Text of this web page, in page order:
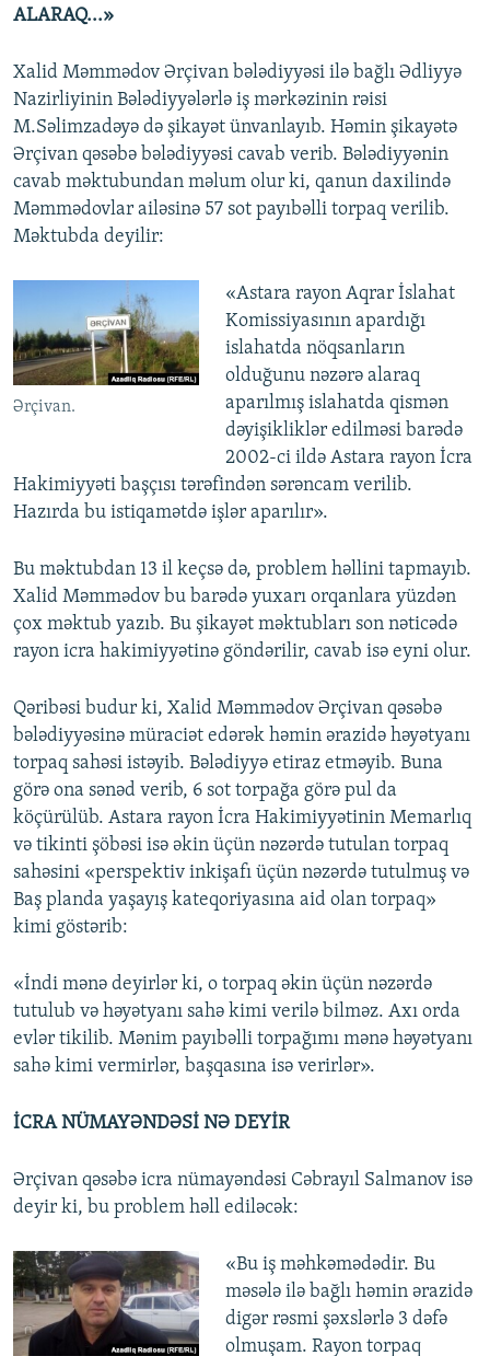
ALARAQ...»
Xalid Məmmədov Ərçivan bələdiyyəsi ilə bağlı Ədliyyə
Nazirliyinin Bələdiyyələrlə iş mərkəzinin rəisi
M.Səlimzadəyə də şikayət ünvanlayıb. Həmin şikayətə
Ərçivan qəsəbə bələdiyyəsi cavab verib. Bələdiyyənin
cavab məktubundan məlum olur ki, qanun daxilində
Məmmədovlar ailəsinə 57 sot payıbəlli torpaq verilib.
Məktubda deyilir:
Ərçivan.
«Astara rayon Aqrar İslahat
Komissiyasının apardığı
islahatda nöqsanların
olduğunu nəzərə alaraq
aparılmış islahatda qismən
dəyişikliklər edilməsi barədə
2002-ci ildə Astara rayon İcra
Hakimiyyəti başçısı tərəfindən sərəncam verilib.
Hazırda bu istiqamətdə işlər aparılır».
Bu məktubdan 13 il keçsə də, problem həllini tapmayıb.
Xalid Məmmədov bu barədə yuxarı orqanlara yüzdən
çox məktub yazıb. Bu şikayət məktubları son nəticədə
rayon icra hakimiyyətinə göndərilir, cavab isə eyni olur.
Qəribəsi budur ki, Xalid Məmmədov Ərçivan qəsəbə
bələdiyyəsinə müraciət edərək həmin ərazidə həyətyanı
torpaq sahəsi istəyib. Bələdiyyə etiraz etməyib. Buna
görə ona sənəd verib, 6 sot torpağa görə pul da
köçürülüb. Astara rayon İcra Hakimiyyətinin Memarlıq
və tikinti şöbəsi isə əkin üçün nəzərdə tutulan torpaq
sahəsini «perspektiv inkişafı üçün nəzərdə tutulmuş və
Baş planda yaşayış kateqoriyasına aid olan torpaq»
kimi göstərib:
«İndi mənə deyirlər ki, o torpaq əkin üçün nəzərdə
tutulub və həyətyanı sahə kimi verilə bilməz. Axı orda
evlər tikilib. Mənim payıbəlli torpağımı mənə həyətyanı
sahə kimi vermirlər, başqasına isə verirlər».
İCRA NÜMAYƏNDƏSİ NƏ DEYİR
Ərçivan qəsəbə icra nümayəndəsi Cəbrayıl Salmanov isə
deyir ki, bu problem həll ediləcək:
«Bu iş məhkəmədədir. Bu
məsələ ilə bağlı həmin ərazidə
digər rəsmi şəxslərlə 3 dəfə
olmuşam. Rayon torpaq